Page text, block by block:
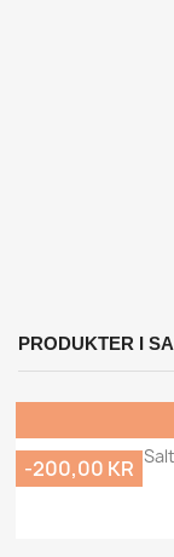
PRODUKTER I
-200,00 KR